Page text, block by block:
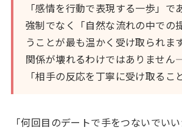
「感情を行動で表現する一歩」で
強制でなく「自然な流れの中での
うことが最も温かく受け取られま
関係が壊れるわけではありませ
「相手の反応を丁寧に受け取るこ
「何回目のデートで手をつないでい